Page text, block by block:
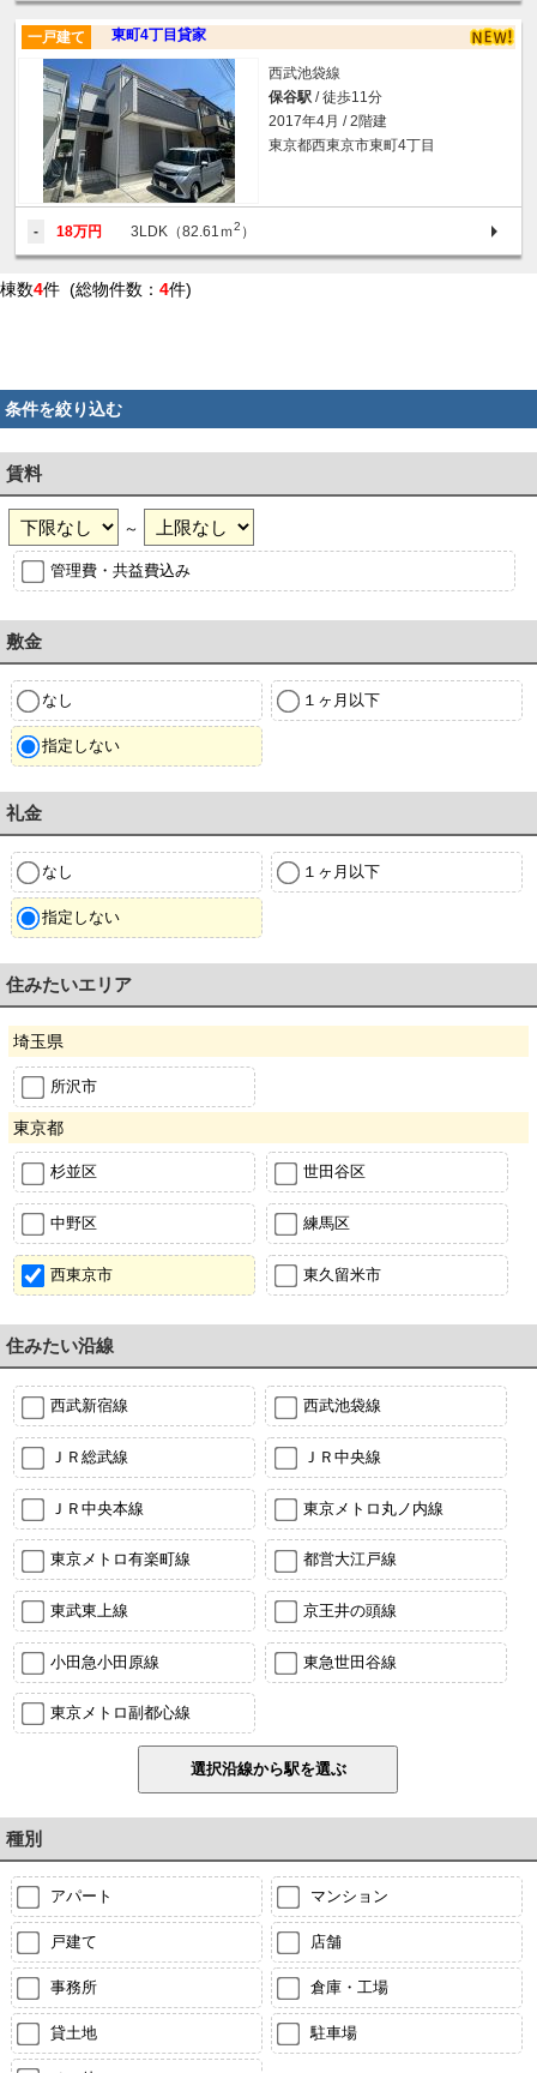
東町4丁目貸家
一戸建て
西武池袋線
保谷駅 / 徒歩11分
2017年4月 / 2階建
東京都西東京市東町4丁目
- 18万円 3LDK（82.61ｍ2 ）
棟数4件 (総物件数： 4件)
条件を絞り込む
賃料
～
管理費・共益費込み
敷金
なし １ヶ月以下
指定しない
礼金
なし １ヶ月以下
指定しない
住みたいエリア
埼玉県
所沢市
東京都
杉並区 世田谷区
中野区 練馬区
西東京市 東久留米市
住みたい沿線
西武新宿線 西武池袋線
ＪＲ総武線 ＪＲ中央線
ＪＲ中央本線 東京メトロ丸ノ内線
東京メトロ有楽町線 都営大江戸線
東武東上線 京王井の頭線
小田急小田原線 東急世田谷線
東京メトロ副都心線
種別
アパート マンション
戸建て 店舗
事務所 倉庫・工場
貸土地 駐車場